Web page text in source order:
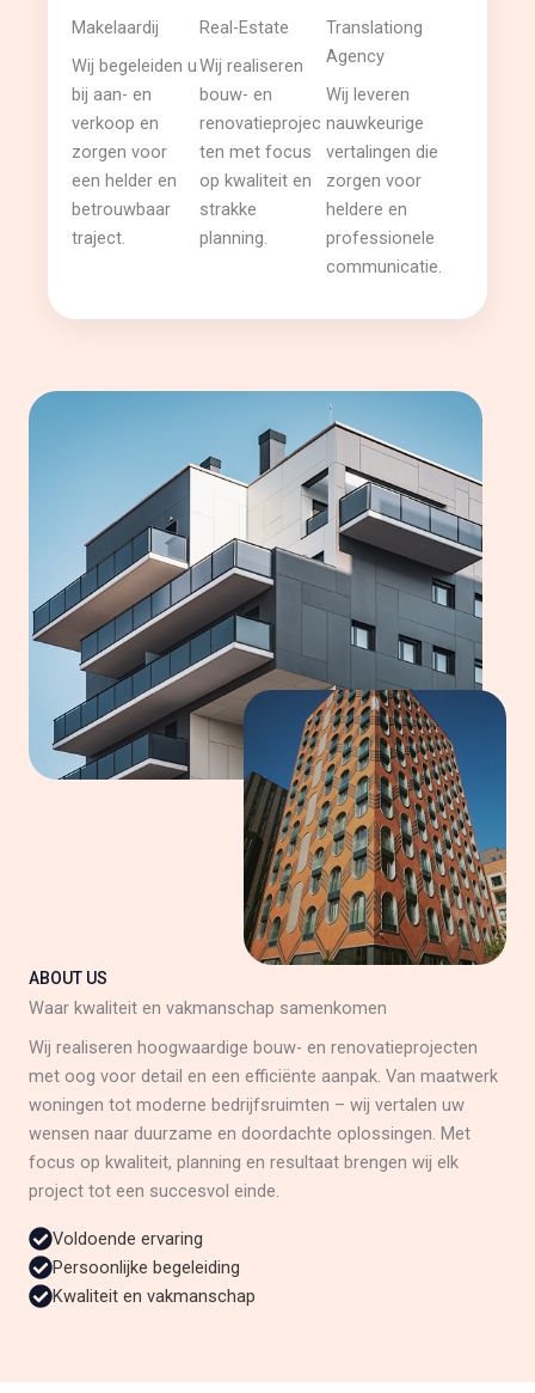
Makelaardij
Wij begeleiden u
bij aan- en
verkoop en
zorgen voor
een helder en
betrouwbaar
traject.
Real-Estate
Wij realiseren
bouw- en
renovatieprojec
ten met focus
op kwaliteit en
strakke
planning.
Translationg
Agency
Wij leveren
nauwkeurige
vertalingen die
zorgen voor
heldere en
professionele
communicatie.
ABOUT US
Waar kwaliteit en vakmanschap samenkomen
Wij realiseren hoogwaardige bouw- en renovatieprojecten
met oog voor detail en een efficiënte aanpak. Van maatwerk
woningen tot moderne bedrijfsruimten – wij vertalen uw
wensen naar duurzame en doordachte oplossingen. Met
focus op kwaliteit, planning en resultaat brengen wij elk
project tot een succesvol einde.
Voldoende ervaring
Persoonlijke begeleiding
Kwaliteit en vakmanschap